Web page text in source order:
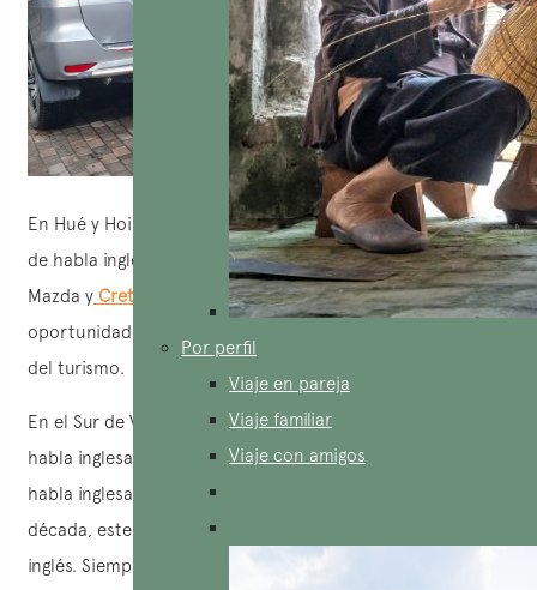
Por perfil
Viaje en pareja
Viaje familiar
Viaje con amigos
En Hué y Hoi An, contamos con cinco Conductores guías
de habla inglesa con vehículos Toyota Fortuner, Ford,
Mazda y Creta Hyundai
. De igual manera, tendrá más
oportunidades de reservarlos durante la temporada baja
del turismo.
En el Sur de Vietnam, además del guía-Conductor de
habla inglesa, tenemos un Conductor acompañante de
habla inglesa. Habiendo vivido en Inglaterra durante una
década, este chofer domina perfectamente el idioma
inglés. Siempre de buen humor y muy amable, puede